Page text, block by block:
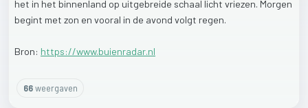
het in het binnenland op uitgebreide schaal licht vriezen. Morgen
begint met zon en vooral in de avond volgt regen.
Bron: https://www.buienradar.nl
66weergaven